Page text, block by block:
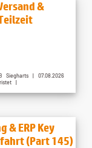
&
Siegharts | 07.08.2026
|
ERP Key
(Part 145)